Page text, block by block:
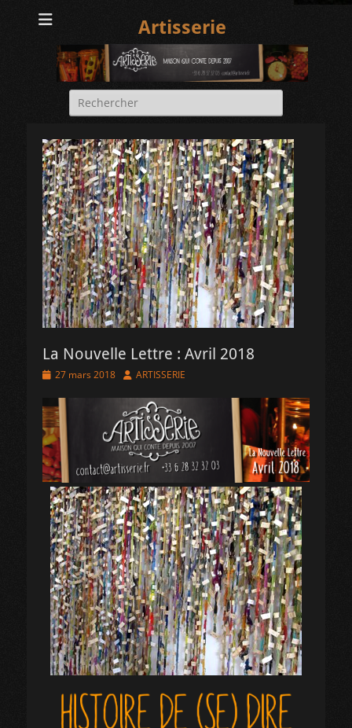
Artisserie
Rechercher :
La Nouvelle Lettre : Avril 2018
Posted
27 mars 2018 Author
ARTISSERIE